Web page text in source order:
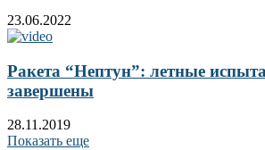
23.06.2022
Ракета “Нептун”: летные
завершены
28.11.2019
Показать еще